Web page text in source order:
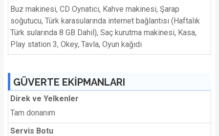
Buz makinesi, CD Oynatıcı, Kahve makinesi, Şarap
soğutucu, Türk karasularında internet bağlantısı (Haftalık
Türk sularında 8 GB Dahil), Saç kurutma makinesi, Kasa,
Play station 3, Okey, Tavla, Oyun kağıdı
GÜVERTE EKİPMANLARI
Direk ve Yelkenler
Tam donanım
Servis Botu